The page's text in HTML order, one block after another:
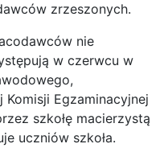
zrzeszonych.
nie
w czerwcu w
Egzaminacyjnej
szkołę macierzystą
uczniów szkoła.